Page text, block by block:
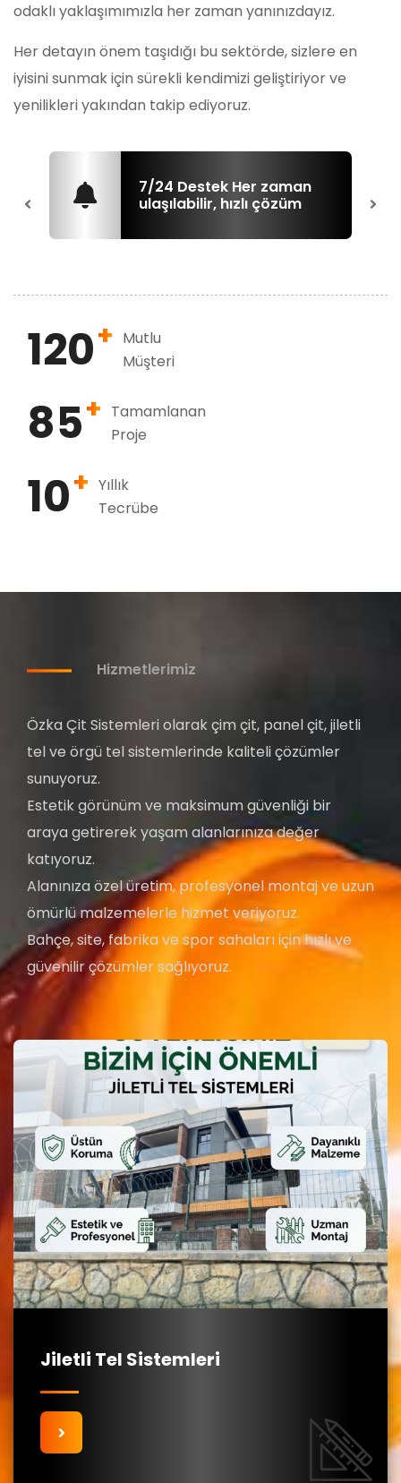
odaklı yaklaşımımızla her zaman yanınızdayız.
Her detayın önem taşıdığı bu sektörde, sizlere en
iyisini sunmak için sürekli kendimizi geliştiriyor ve
yenilikleri yakından takip ediyoruz.
7/24 Destek Her zaman
ulaşılabilir, hızlı çözüm
120+ Mutlu
Müşteri
85+ Tamamlanan
Proje
10+ Yıllık
Tecrübe
Hizmetlerimiz
Özka Çit Sistemleri olarak çim çit, panel çit, jiletli
tel ve örgü tel sistemlerinde kaliteli çözümler
sunuyoruz.
Estetik görünüm ve maksimum güvenliği bir
araya getirerek yaşam alanlarınıza değer
katıyoruz.
Alanınıza özel üretim, profesyonel montaj ve uzun
ömürlü malzemelerle hizmet veriyoruz.
Bahçe, site, fabrika ve spor sahaları için hızlı ve
güvenilir çözümler sağlıyoruz.
Jiletli Tel Sistemleri